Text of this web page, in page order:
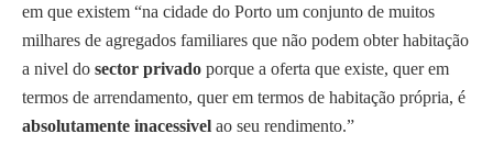
em que existem “na cidade do Porto um conjunto de muitos
milhares de agregados familiares que não podem obter habitação
a nivel do sector privado porque a oferta que existe, quer em
termos de arrendamento, quer em termos de habitação própria, é
absolutamente inacessivel ao seu rendimento.”